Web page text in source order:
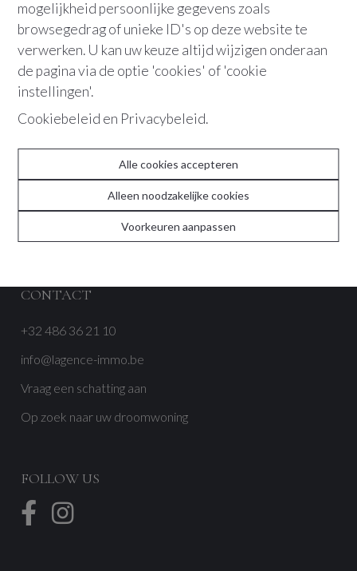
mogelijkheid persoonlijke gegevens zoals
browsegedrag of unieke ID's op deze website te
verwerken. U kan uw keuze altijd wijzigen onderaan
de pagina via de optie 'cookies' of 'cookie
instellingen'.
Cookiebeleid en Privacybeleid.
Alle cookies accepteren
Alleen noodzakelijke cookies
Voorkeuren aanpassen
Wielewaalstraat20
ABOUT
Team
Contact
Recente realisaties
CONTACT
+32 486 36 21 10
info@lagence-immo.be
Vraag een schatting aan
Op zoek naar uw droomwoning
FOLLOW US